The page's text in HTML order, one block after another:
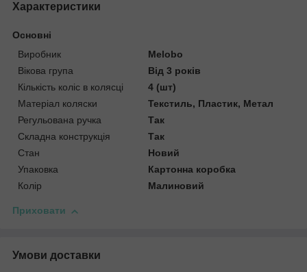
Характеристики
Основні
Виробник
Melobo
Вікова група
Від 3 років
Кількість коліс в колясці
4 (шт)
Матеріал коляски
Текстиль, Пластик, Метал
Регульована ручка
Так
Складна конструкція
Так
Стан
Новий
Упаковка
Картонна коробка
Колір
Малиновий
Приховати
Умови доставки